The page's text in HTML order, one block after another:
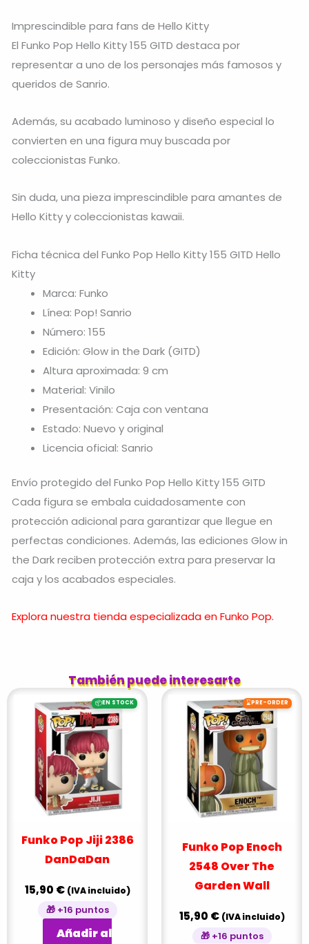
Imprescindible para fans de Hello Kitty
El Funko Pop Hello Kitty 155 GITD destaca por
representar a uno de los personajes más famosos y
queridos de Sanrio.
Además, su acabado luminoso y diseño especial lo
convierten en una figura muy buscada por
coleccionistas Funko.
Sin duda, una pieza imprescindible para amantes de
Hello Kittyy coleccionistas kawaii.
Ficha técnica del Funko Pop Hello Kitty 155 GITD Hello
Kitty
Marca: Funko
Línea: Pop! Sanrio
Número: 155
Edición: Glow in the Dark (GITD)
Altura aproximada: 9 cm
Material: Vinilo
Presentación: Caja con ventana
Estado: Nuevo y original
Licencia oficial: Sanrio
Envío protegido del Funko Pop Hello Kitty 155 GITD
Cada figura se embala cuidadosamente con
protección adicional para garantizar que llegue en
perfectas condiciones. Además, las ediciones Glow in
the Dark reciben protección extra para preservar la
caja y los acabados especiales.
Explora nuestra tienda especializada en Funko Pop.
También puede interesarte
📦EN STOCK
Funko Pop Jiji 2386
DanDaDan
15,90 € (IVA incluido)
🎁 +16 puntos
Añadir al
⌛PRE-ORDER
Funko Pop Enoch
2548 Over The
Garden Wall
15,90 € (IVA incluido)
🎁 +16 puntos